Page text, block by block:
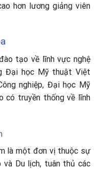
hơn lương giảng viên
tạo về lĩnh vực nghệ
Đại học Mỹ thuật Việt
nghiệp, Đại học Mỹ
có truyền thống về lĩnh
là một đơn vị thuộc sự
và Du lịch, tuân thủ các